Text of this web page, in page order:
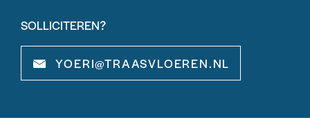
SOLLICITEREN?
YOERI@TRAASVLOEREN.NL